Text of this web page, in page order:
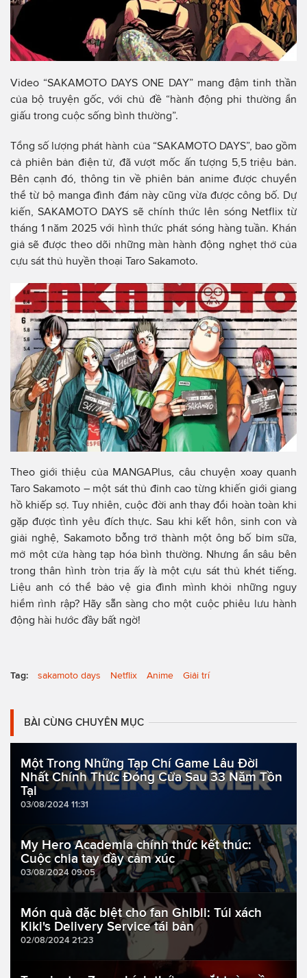
Video “SAKAMOTO DAYS ONE DAY” mang đậm tinh thần
của bộ truyện gốc, với chủ đề “hành động phi thường ẩn
giấu trong cuộc sống bình thường”.
Tổng số lượng phát hành của “SAKAMOTO DAYS”, bao gồm
cả phiên bản điện tử, đã vượt mốc ấn tượng 5,5 triệu bản.
Bên cạnh đó, thông tin về phiên bản anime được chuyển
thể từ bộ manga đình đám này cũng vừa được công bố. Dự
kiến, SAKAMOTO DAYS sẽ chính thức lên sóng Netflix từ
tháng 1 năm 2025 với hình thức phát sóng hàng tuần. Khán
giả sẽ được theo dõi những màn hành động nghẹt thở của
cựu sát thủ huyền thoại Taro Sakamoto.
Theo giới thiệu của MANGAPlus, câu chuyện xoay quanh
Taro Sakamoto – một sát thủ đỉnh cao từng khiến giới giang
hồ khiếp sợ. Tuy nhiên, cuộc đời anh thay đổi hoàn toàn khi
gặp được tình yêu đích thực. Sau khi kết hôn, sinh con và
giải nghệ, Sakamoto bỗng trở thành một ông bố bỉm sữa,
mở một cửa hàng tạp hóa bình thường. Nhưng ẩn sâu bên
trong thân hình tròn trịa ấy là một cựu sát thủ khét tiếng.
Liệu anh có thể bảo vệ gia đình mình khỏi những nguy
hiểm rình rập? Hãy sẵn sàng cho một cuộc phiêu lưu hành
động hài hước đầy bất ngờ!
Tag: sakamoto days Netflix Anime Giải trí
BÀI CÙNG CHUYÊN MỤC
Một Trong Những Tạp Chí Game Lâu Đời
Nhất Chính Thức Đóng Cửa Sau 33 Năm Tồn
Tại
03/08/2024 11:31
My Hero Academia chính thức kết thúc:
Cuộc chia tay đầy cảm xúc
03/08/2024 09:05
Món quà đặc biệt cho fan Ghibli: Túi xách
Kiki's Delivery Service tái bản
02/08/2024 21:23